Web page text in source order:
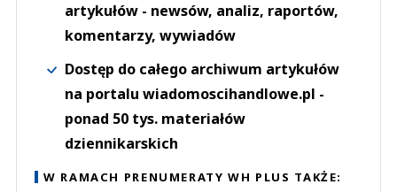
artykułów - newsów, analiz, raportów,
komentarzy, wywiadów
Dostęp do całego archiwum artykułów
na portalu wiadomoscihandlowe.pl -
ponad 50 tys. materiałów
dziennikarskich
W RAMACH PRENUMERATY WH PLUS TAKŻE: